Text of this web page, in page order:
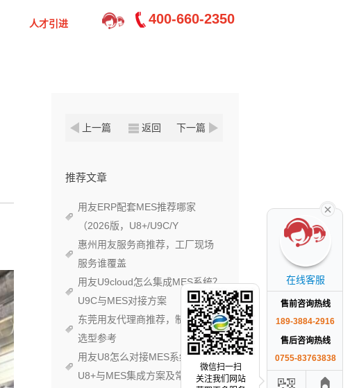
人才引进 400-660-2350
上一篇 返回 下一篇
推荐文章
用友ERP配套MES推荐哪家
（2026版，U8+/U9C/Y
惠州用友服务商推荐，工厂现场
服务谁覆盖
用友U9cloud怎么集成MES系统？
U9C与MES对接方案
东莞用友代理商推荐，制造企业
选型参考
用友U8怎么对接MES系统？
U8+与MES集成方案及常见踩坑
在线客服
售前咨询热线
189-3884-2916
售后咨询热线
0755-83763838
微信扫一扫
关注我们网站